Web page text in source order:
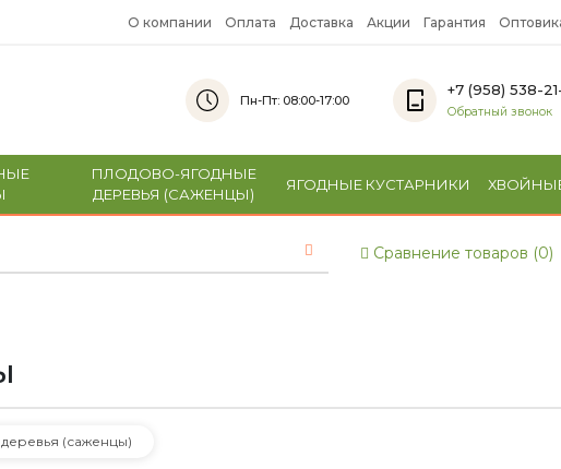
О компании Оплата Доставка Акции Гарантия
Пн-Пт: 08:00-17:00
+7 (958) 538-
Обратный звонок
ПЛОДОВО-ЯГОДНЫЕ
ДЕРЕВЬЯ (САЖЕНЦЫ)
ЯГОДНЫЕ КУСТАРНИКИ
Сравнение товаров (0)
(саженцы)